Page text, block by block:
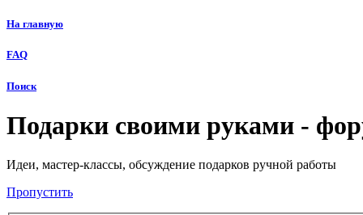
На главную
FAQ
Поиск
Подарки своими руками -
Идеи, мастер-классы, обсуждение подарков ручной работы
Пропустить